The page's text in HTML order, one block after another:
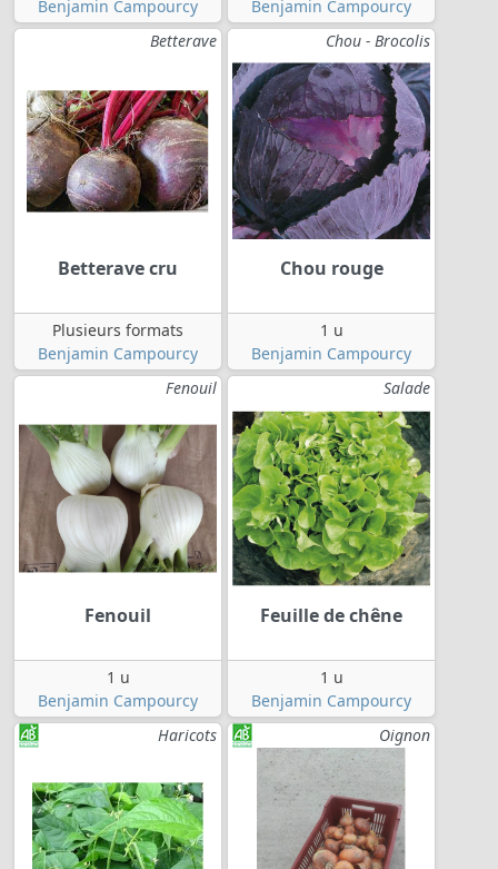
Benjamin Campourcy
Benjamin Campourcy
Betterave
Betterave cru
Plusieurs formats
Benjamin Campourcy
Chou - Brocolis
Chou rouge
1 u
Benjamin Campourcy
Fenouil
Fenouil
1 u
Benjamin Campourcy
Salade
Feuille de chêne
1 u
Benjamin Campourcy
Haricots
Oignon